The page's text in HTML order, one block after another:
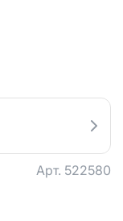
Арт. 522580